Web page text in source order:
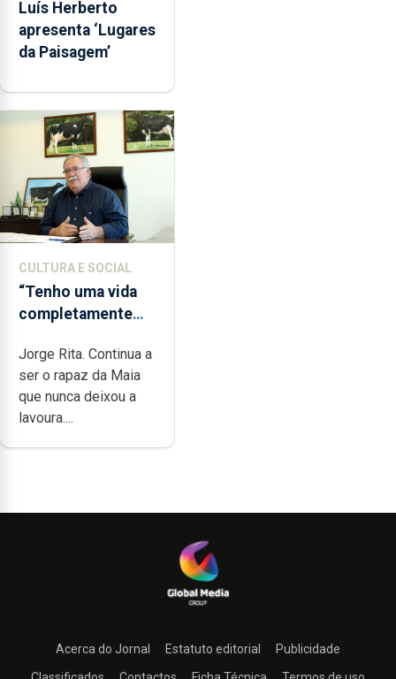
Luís Herberto
apresenta ‘Lugares
da Paisagem’
CULTURA E SOCIAL
“Tenho uma vida
completamente
dedicação, gosto e
muita paixão”
Jorge Rita. Continua a
ser o rapaz da Maia
que nunca deixou a
lavoura....
Acerca do Jornal Estatuto editorial
Publicidade